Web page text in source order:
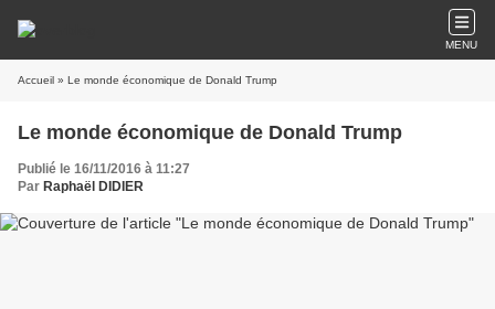
MENU
Accueil » Le monde économique de Donald Trump
Le monde économique de Donald Trump
Publié le 16/11/2016 à 11:27
Par Raphaël DIDIER